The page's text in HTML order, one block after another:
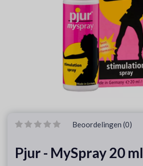
Beoordelingen (0)
Pjur - MySpray 20 ml